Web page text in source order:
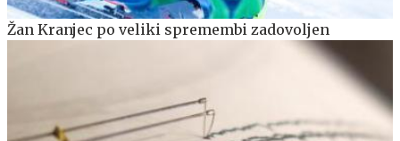
Žan Kranjec po veliki spremembi zadovoljen